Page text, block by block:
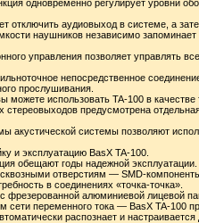
одновременно регулирует уровни
отключить аудиовыход в системе, а
наушников независимо
управления позволяет управлять
непосредственное
прослушивания.
использовать TA-100 в
предусмотрена
акустической системы позволяют
и эксплуатацию BasX TA-100.
обещают годы надежной эксплуатации.
отверстиям — SMD-
в соединениях «точка-точка».
фрезерованной алюминиевой лицевой
сети переменного тока — BasX TA-100
распознает и